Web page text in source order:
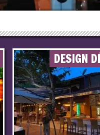
DESIGN